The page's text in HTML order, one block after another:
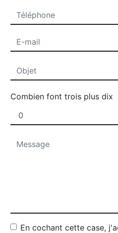
Combien font trois plus dix
En cochant cette case,